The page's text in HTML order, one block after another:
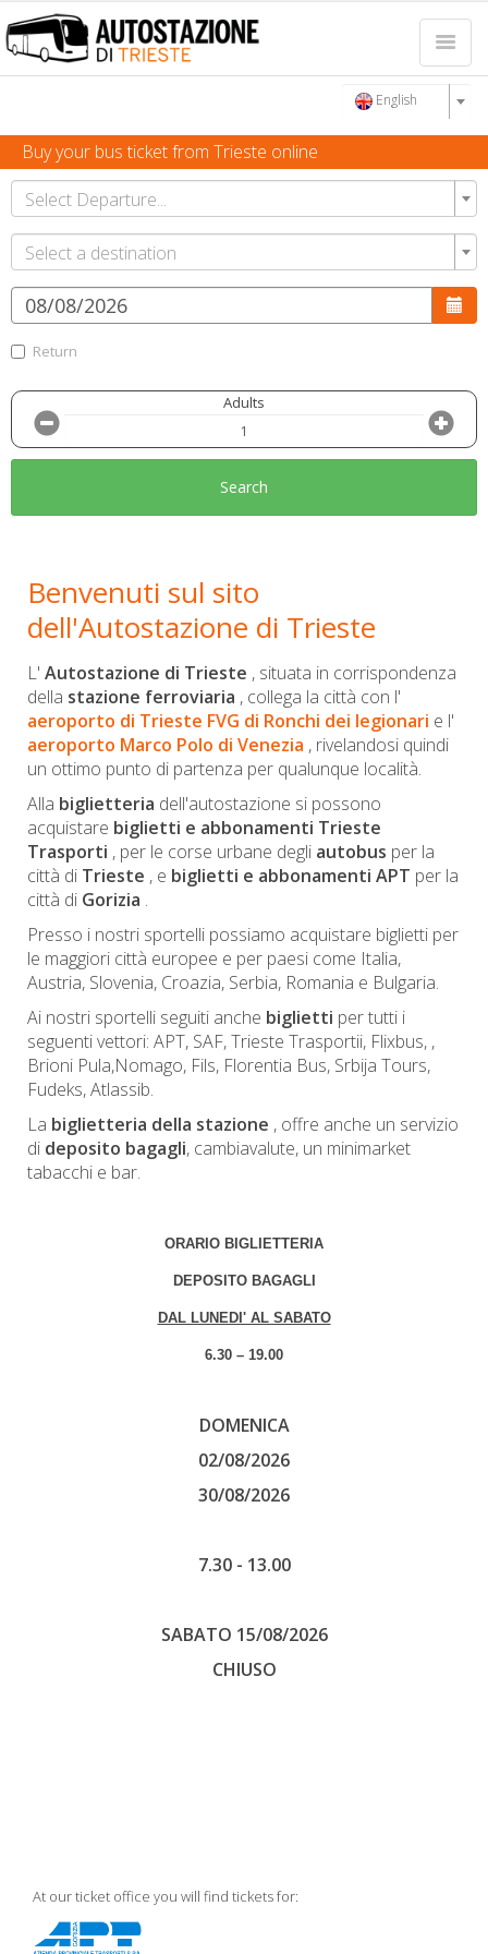
English
Buy your bus ticket from Trieste online
Select Departure...
Select a destination
Return
Adults
Search
Benvenuti sul sito
dell'Autostazione di Trieste
L' Autostazione di Trieste , situata in corrispondenza
della stazione ferroviaria , collega la città con l'
aeroporto di Trieste FVG di Ronchi dei legionari e l'
aeroporto Marco Polo di Venezia , rivelandosi quindi
un ottimo punto di partenza per qualunque località.
Alla biglietteria dell'autostazione si possono
acquistare biglietti e abbonamenti Trieste
Trasporti , per le corse urbane degli autobus per la
città di Trieste , e biglietti e abbonamenti APT per la
città di Gorizia .
Presso i nostri sportelli possiamo acquistare biglietti per
le maggiori città europee e per paesi come Italia,
Austria, Slovenia, Croazia, Serbia, Romania e Bulgaria.
Ai nostri sportelli seguiti anche biglietti per tutti i
seguenti vettori: APT, SAF, Trieste Trasportii, Flixbus, ,
Brioni Pula,Nomago, Fils, Florentia Bus, Srbija Tours,
Fudeks, Atlassib.
La biglietteria della stazione , offre anche un servizio
di deposito bagagli, cambiavalute, un minimarket
tabacchi e bar.
ORARIO BIGLIETTERIA
DEPOSITO BAGAGLI
DAL LUNEDI' AL SABATO
6.30 – 19.00
DOMENICA
02/08/2026
30/08/2026
7.30 - 13.00
SABATO 15/08/2026
CHIUSO
At our ticket office you will find tickets for: